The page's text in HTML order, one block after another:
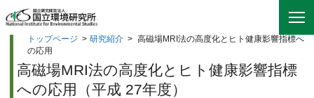
トップページ > 研究紹介 > 高磁場MRI法の高度化とヒト健康影響指標へ
の応用
高磁場MRI法の高度化とヒト健康影響指標
への応用（平成 27年度）